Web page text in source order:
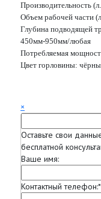
Производительность
Объем рабочей части
Глубина подводящей
450мм-950мм/любая
Потребляемая
Цвет горловины:
×
Оставьте свои
бесплатной
Ваше имя:
Контактный телефон:*